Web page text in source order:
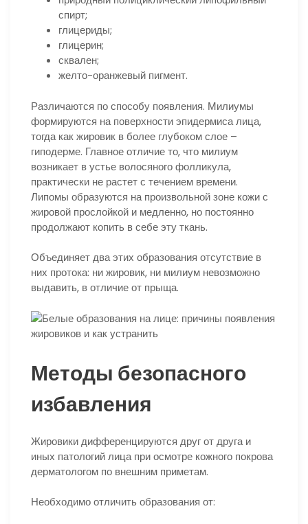
спирт;
глицериды;
глицерин;
сквален;
желто-оранжевый пигмент.
Различаются по способу появления. Милиумы
формируются на поверхности эпидермиса лица,
тогда как жировик в более глубоком слое –
гиподерме. Главное отличие то, что милиум
возникает в устье волосяного фолликула,
практически не растет с течением времени.
Липомы образуются на произвольной зоне кожи с
жировой прослойкой и медленно, но постоянно
продолжают копить в себе эту ткань.
Объединяет два этих образования отсутствие в
них протока: ни жировик, ни милиум невозможно
выдавить, в отличие от прыща.
Методы безопасного
избавления
Жировики дифференцируются друг от друга и
иных патологий лица при осмотре кожного покрова
дерматологом по внешним приметам.
Необходимо отличить образования от: